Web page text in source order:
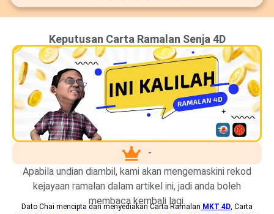
Keputusan Carta Ramalan Senja 4D
-
Apabila undian diambil, kami akan mengemaskini rekod
kejayaan ramalan dalam artikel ini, jadi anda boleh
membaca kembali lagi.
Dato Chai mencipta dan menyediakan Carta Ramalan MKT 4D , Carta